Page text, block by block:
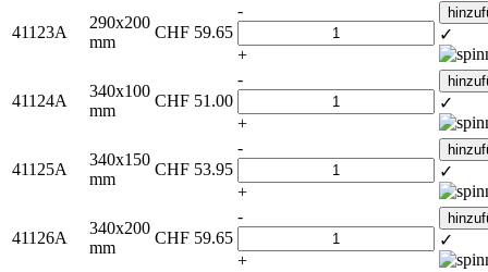
41123A
290x200
mm
CHF 59.65
-
+
✓
41124A
340x100
mm
CHF 51.00
-
+
✓
41125A
340x150
mm
CHF 53.95
-
+
✓
41126A
340x200
mm
CHF 59.65
-
+
✓